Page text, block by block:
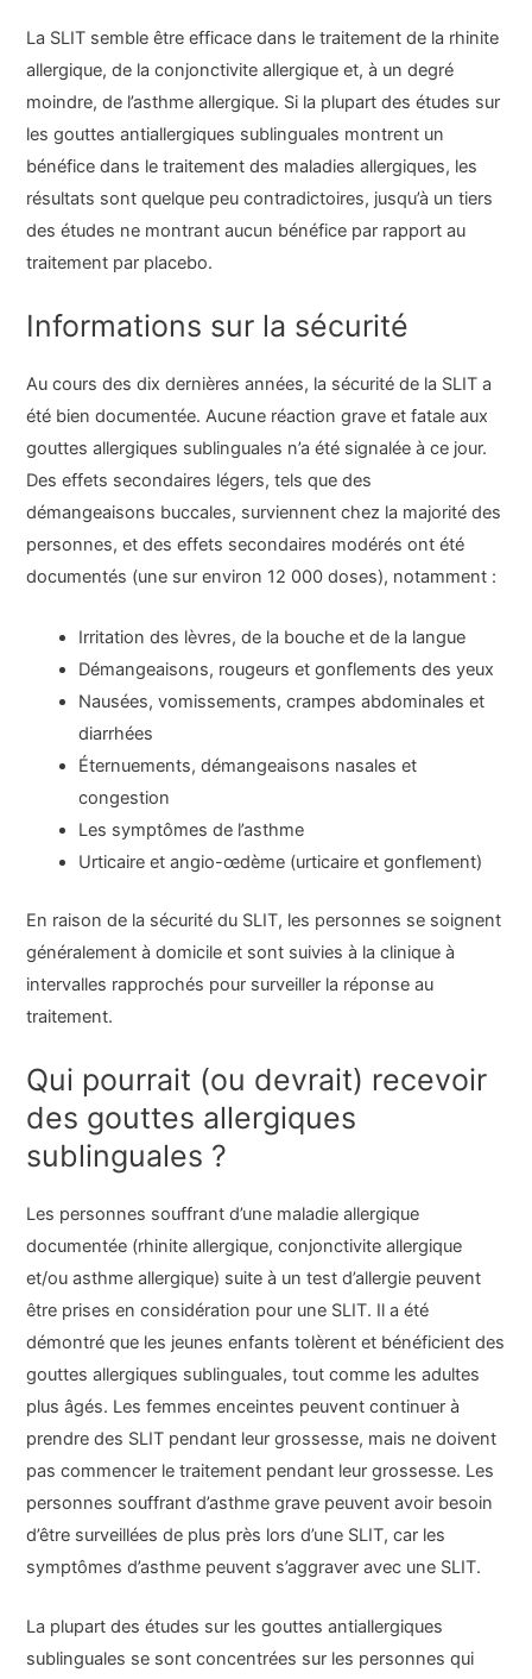
La SLIT semble être efficace dans le traitement de la rhinite
allergique, de la conjonctivite allergique et, à un degré
moindre, de l’asthme allergique. Si la plupart des études sur
les gouttes antiallergiques sublinguales montrent un
bénéfice dans le traitement des maladies allergiques, les
résultats sont quelque peu contradictoires, jusqu’à un tiers
des études ne montrant aucun bénéfice par rapport au
traitement par placebo.
Informations sur la sécurité
Au cours des dix dernières années, la sécurité de la SLIT a
été bien documentée. Aucune réaction grave et fatale aux
gouttes allergiques sublinguales n’a été signalée à ce jour.
Des effets secondaires légers, tels que des
démangeaisons buccales, surviennent chez la majorité des
personnes, et des effets secondaires modérés ont été
documentés (une sur environ 12 000 doses), notamment :
Irritation des lèvres, de la bouche et de la langue
Démangeaisons, rougeurs et gonflements des yeux
Nausées, vomissements, crampes abdominales et
diarrhées
Éternuements, démangeaisons nasales et
congestion
Les symptômes de l’asthme
Urticaire et angio-œdème (urticaire et gonflement)
En raison de la sécurité du SLIT, les personnes se soignent
généralement à domicile et sont suivies à la clinique à
intervalles rapprochés pour surveiller la réponse au
traitement.
Qui pourrait (ou devrait) recevoir
des gouttes allergiques
sublinguales ?
Les personnes souffrant d’une maladie allergique
documentée (rhinite allergique, conjonctivite allergique
et/ou asthme allergique) suite à un test d’allergie peuvent
être prises en considération pour une SLIT. Il a été
démontré que les jeunes enfants tolèrent et bénéficient des
gouttes allergiques sublinguales, tout comme les adultes
plus âgés. Les femmes enceintes peuvent continuer à
prendre des SLIT pendant leur grossesse, mais ne doivent
pas commencer le traitement pendant leur grossesse. Les
personnes souffrant d’asthme grave peuvent avoir besoin
d’être surveillées de plus près lors d’une SLIT, car les
symptômes d’asthme peuvent s’aggraver avec une SLIT.
La plupart des études sur les gouttes antiallergiques
sublinguales se sont concentrées sur les personnes qui